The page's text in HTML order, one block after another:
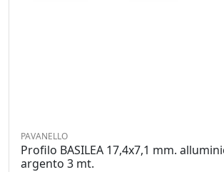
PAVANELLO
Profilo BASILEA 17,4x7,1 mm.
argento 3 mt.